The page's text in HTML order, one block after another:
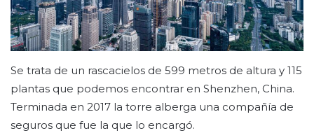
Se trata de un rascacielos de 599 metros de altura y 115
plantas que podemos encontrar en Shenzhen, China.
Terminada en 2017 la torre alberga una compañía de
seguros que fue la que lo encargó.